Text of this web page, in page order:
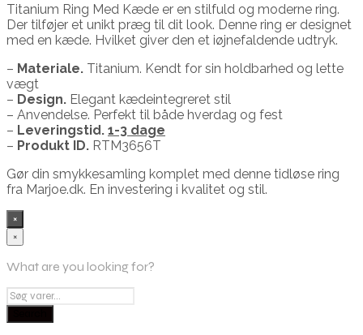
Titanium Ring Med Kæde er en stilfuld og moderne ring.
Der tilføjer et unikt præg til dit look. Denne ring er designet
med en kæde. Hvilket giver den et iøjnefaldende udtryk.
– Materiale. Titanium. Kendt for sin holdbarhed og lette
vægt
– Design. Elegant kædeintegreret stil
– Anvendelse. Perfekt til både hverdag og fest
– Leveringstid. 1-3 dage
– Produkt ID. RTM3656T
Gør din smykkesamling komplet med denne tidløse ring
fra Marjoe.dk. En investering i kvalitet og stil.
×
×
What are you looking for?